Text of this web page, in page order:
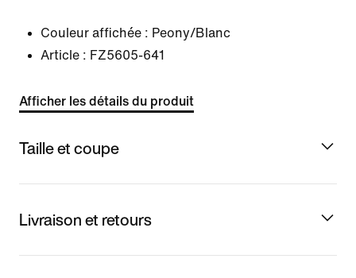
Couleur affichée : Peony/Blanc
Article : FZ5605-641
Afficher les détails du produit
Taille et coupe
Livraison et retours